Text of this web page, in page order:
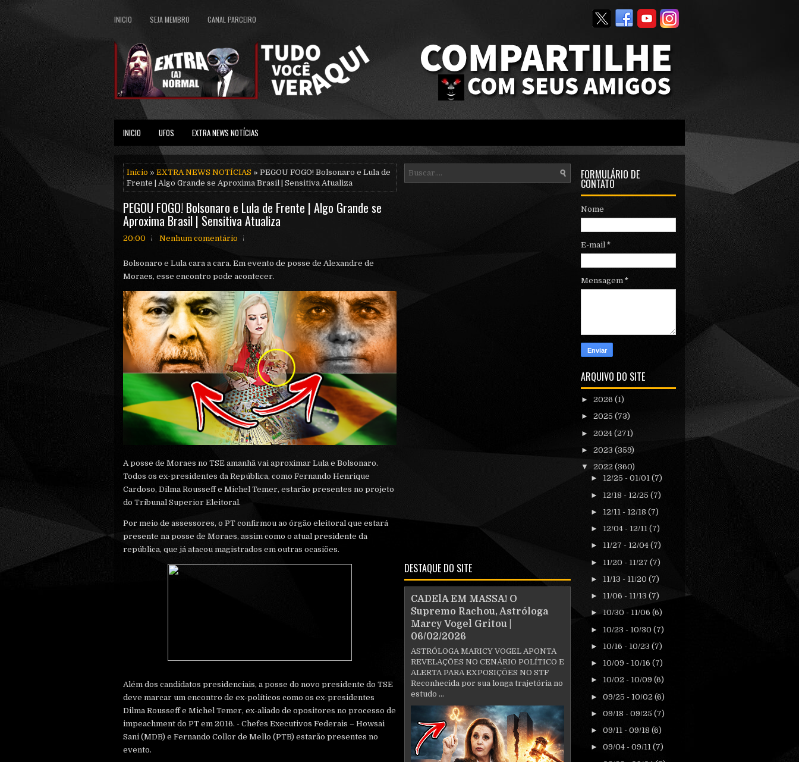
INICIO SEJA MEMBRO CANAL PARCEIRO
INICIO UFOS EXTRA NEWS NOTÍCIAS
Início » EXTRA NEWS NOTÍCIAS » PEGOU FOGO! Bolsonaro e Lula de
Frente | Algo Grande se Aproxima Brasil | Sensitiva Atualiza
PEGOU FOGO! Bolsonaro e Lula de Frente | Algo Grande se
Aproxima Brasil | Sensitiva Atualiza
20:00 Nenhum comentário
Bolsonaro e Lula cara a cara. Em evento de posse de Alexandre de
Moraes, esse encontro pode acontecer.
A posse de Moraes no TSE amanhã vai aproximar Lula e Bolsonaro.
Todos os ex-presidentes da República, como Fernando Henrique
Cardoso, Dilma Rousseff e Michel Temer, estarão presentes no projeto
do Tribunal Superior Eleitoral.
Por meio de assessores, o PT confirmou ao órgão eleitoral que estará
presente na posse de Moraes, assim como o atual presidente da
república, que já atacou magistrados em outras ocasiões.
Além dos candidatos presidenciais, a posse do novo presidente do TSE
deve marcar um encontro de ex-políticos como os ex-presidentes
Dilma Rousseff e Michel Temer, ex-aliado de opositores no processo de
impeachment do PT em 2016. - Chefes Executivos Federais – Howsai
Sani (MDB) e Fernando Collor de Mello (PTB) estarão presentes no
evento.
DESTAQUE DO SITE
CADElA EM MASSA! O
Supremo Rachou, Astróloga
Marcy Vogel Gritou |
06/02/2026
ASTRÓLOGA MARICY VOGEL APONTA
REVELAÇÕES NO CENÁRIO POLÍTICO E
ALERTA PARA EXPOSIÇÕES NO STF
Reconhecida por sua longa trajetória no
estudo ...
FORMULÁRIO DE
CONTATO
Nome
E-mail *
Mensagem*
ARQUIVO DO SITE
► 2026 (1)
► 2025 (73)
► 2024 (271)
► 2023 (359)
▼ 2022 (360)
► 12/25 - 01/01 (7)
► 12/18 - 12/25 (7)
► 12/11 - 12/18 (7)
► 12/04 - 12/11 (7)
► 11/27 - 12/04 (7)
► 11/20 - 11/27 (7)
► 11/13 - 11/20 (7)
► 11/06 - 11/13 (7)
►10/30 - 11/06 (6)
► 10/23 - 10/30 (7)
► 10/16 - 10/23 (7)
► 10/09 - 10/16 (7)
► 10/02 - 10/09 (6)
► 09/25 - 10/02 (6)
► 09/18 - 09/25 (7)
► 09/11 - 09/18 (6)
► 09/04 - 09/11 (7)